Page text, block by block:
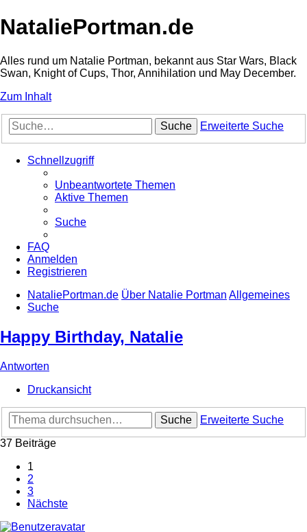
NataliePortman.de
Alles rund um Natalie Portman, bekannt aus Star Wars, Black
Swan, Knight of Cups, Thor, Annihilation und May December.
Zum Inhalt
Suche Erweiterte Suche
Schnellzugriff
Unbeantwortete Themen
Aktive Themen
Suche
FAQ
Anmelden
Registrieren
NataliePortman.de Über Natalie Portman Allgemeines
Suche
Happy Birthday, Natalie
Antworten
Druckansicht
Suche
Erweiterte Suche
37 Beiträge
1
2
3
Nächste